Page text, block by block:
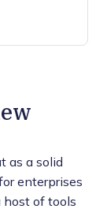
as a solid
enterprises
host of tools